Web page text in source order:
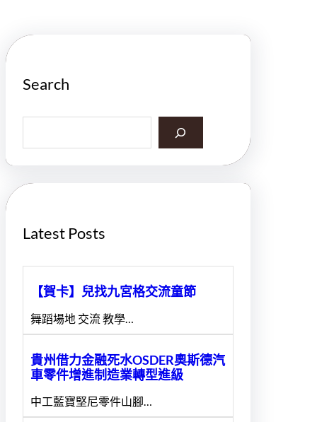
Search
a
h
Latest Posts
【賀卡】兒找九宮格交流童節
舞蹈場地 交流 教學…
貴州借力金融死水OSDER奧斯德汽
車零件增進制造業轉型進級
中工藍寶堅尼零件山腳…